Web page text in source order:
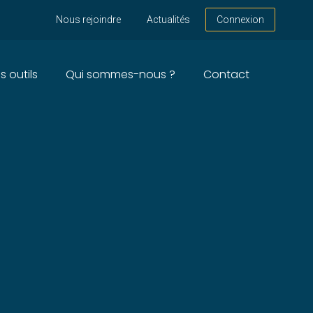
Nous rejoindre Actualités Connexion
outils Qui sommes-nous ? Contact
– ANNÉE